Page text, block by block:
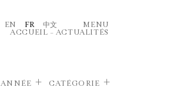
EN FR 中文
MENU
ACCUEIL – ACTUALITÉS
ANNÉE CATÉGORIE